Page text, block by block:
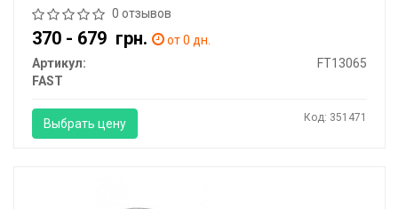
0 отзывов
370 - 679 грн.
от 0 дн.
Артикул:
FT13065
FAST
Выбрать цену Код: 351471